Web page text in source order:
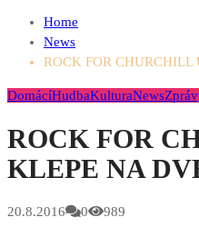
Home
News
ROCK FOR CHURCHILL
DomácíHudbaKulturaNews
ROCK FOR
KLEPE NA
20.8.2016 0 989